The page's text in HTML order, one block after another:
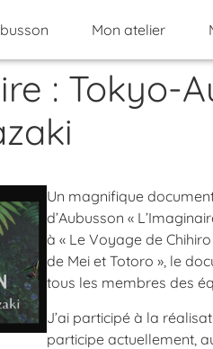
Mon atelier
: Tokyo-
Un magnifique
d’Aubusson «
à « Le Voyage de
de Mei et Totoro », le
tous les membres des
J’ai participé à la
participe actuellement,